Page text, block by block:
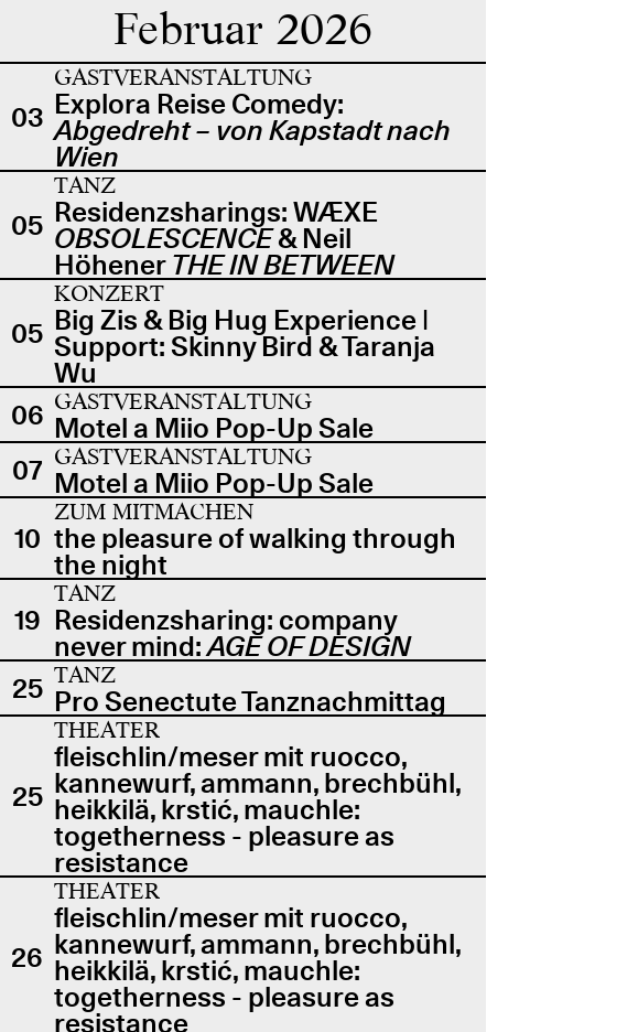
Februar 2026
03
GASTVERANSTALTUNG
Explora Reise Comedy:
Abgedreht – von Kapstadt nach
Wien
05
TANZ
Residenzsharings: WÆXE
OBSOLESCENCE& Neil
Höhener THE IN BETWEEN
05
KONZERT
Big Zis & Big Hug Experience |
Support: Skinny Bird & Taranja
Wu
06 GASTVERANSTALTUNG
Motel a Miio Pop-Up Sale
07 GASTVERANSTALTUNG
Motel a Miio Pop-Up Sale
10
ZUM MITMACHEN
the pleasure of walking through
the night
19
TANZ
Residenzsharing: company
never mind:AGE OF DESIGN
25 TANZ
Pro Senectute Tanznachmittag
25
THEATER
fleischlin/meser mit ruocco,
kannewurf, ammann, brechbühl,
heikkilä, krstić, mauchle:
togetherness - pleasure as
resistance
26
THEATER
fleischlin/meser mit ruocco,
kannewurf, ammann, brechbühl,
heikkilä, krstić, mauchle:
togetherness - pleasure as
resistance